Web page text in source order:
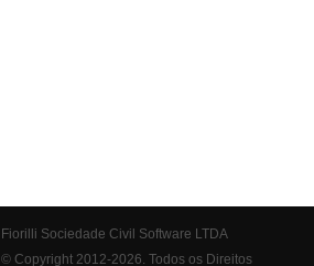
Fiorilli Sociedade Civil Software LTDA
© Copyright 2012-2026. Todos os Direitos